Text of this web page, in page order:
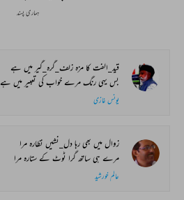
ہماری پسند
قید_الفت کا مزہ زلف_گرہ_گیر میں ہے
بس یہی رنگ مرے خواب کی تعبیر میں ہے
یونس غازی
زوال میں بھی رہا دل_نشیں نظارہ مرا
مرے ہی ساتھ گرا ٹوٹ کے ستارہ مرا
عالم خورشید